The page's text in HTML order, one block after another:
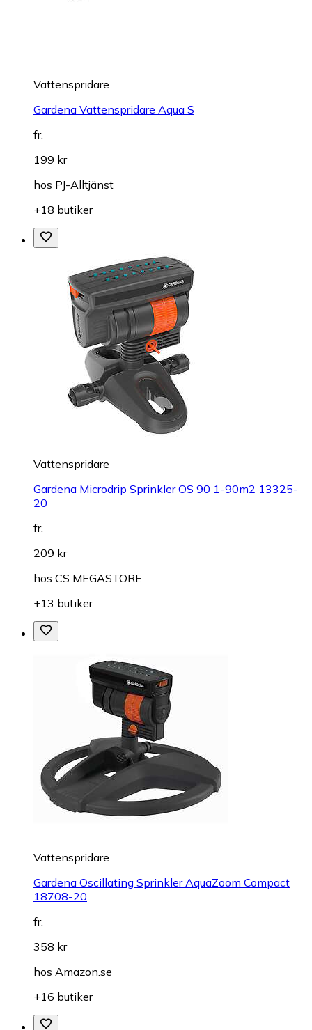
Vattenspridare
Gardena Vattenspridare Aqua S
fr.
199 kr
hos PJ-Alltjänst
+18 butiker
Vattenspridare
Gardena Microdrip Sprinkler OS 90 1-90m2 13325-
20
fr.
209 kr
hos CS MEGASTORE
+13 butiker
Vattenspridare
Gardena Oscillating Sprinkler AquaZoom Compact
18708-20
fr.
358 kr
hos Amazon.se
+16 butiker